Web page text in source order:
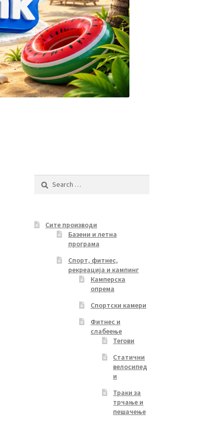
Search
Сите производи
Базени и летна
програма
Спорт, фитнес,
рекреација и кампинг
Камперска
опрема
Спортски камери
Фитнес и
слабеење
Тегови
Статични
велосипед
и
Траки за
трчање и
пешачење